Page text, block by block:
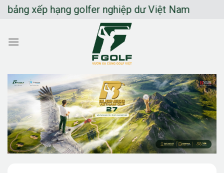
Chuyển
dung
hạng golfer nghiệp dư Việt Nam